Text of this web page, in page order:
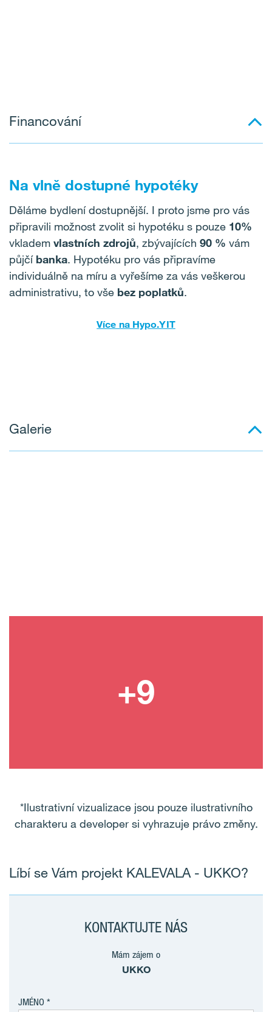
Financování
Na vlně dostupné hypotéky
Děláme bydlení dostupnější. I proto jsme pro vás
připravili možnost zvolit si hypotéku s pouze 10%
vkladem vlastních zdrojů, zbývajících 90 % vám
půjčí banka. Hypotéku pro vás připravíme
individuálně na míru a vyřešíme za vás veškerou
administrativu, to vše bez poplatků.
Více na Hypo.YIT
Galerie
*Ilustrativní vizualizace jsou pouze ilustrativního
charakteru a developer si vyhrazuje právo změny.
Líbí se Vám projekt KALEVALA - UKKO?
KONTAKTUJTE NÁS
Mám zájem o
UKKO
JMÉNO